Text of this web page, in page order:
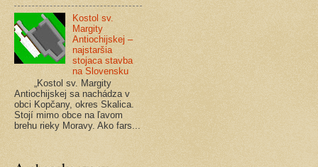
Kostol sv.
Margity
Antiochijskej –
najstaršia
stojaca stavba
na Slovensku
„Kostol sv. Margity
Antiochijskej sa nachádza v
obci Kopčany, okres Skalica.
Stojí mimo obce na ľavom
brehu rieky Moravy. Ako fars...